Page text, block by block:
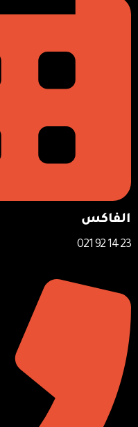
الفاكس
23 14 92 021